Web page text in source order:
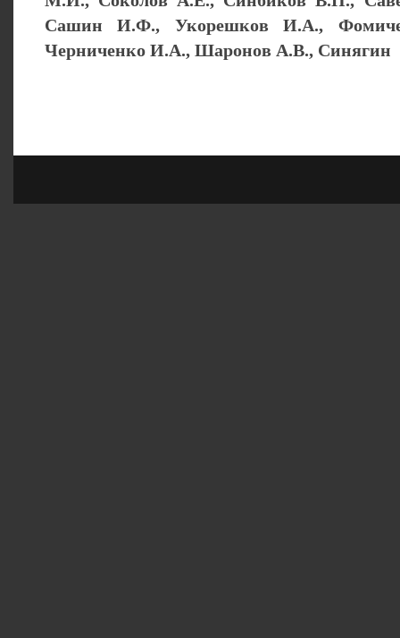
Сашин И.Ф., Укорешков И.А.,
Черниченко И.А., Шаронов А.В., Синягин